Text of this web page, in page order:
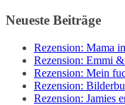
Neueste Beiträge
Rezension: Mama
Rezension: Emmi
Rezension: Mein
Rezension:
Rezension: Jamies